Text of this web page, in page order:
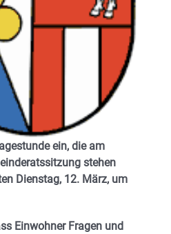
ein, die am
stehen
Dienstag, 12. März, um
Einwohner Fragen und